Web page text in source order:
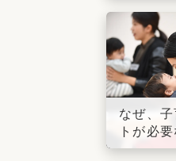
なぜ、
トが必